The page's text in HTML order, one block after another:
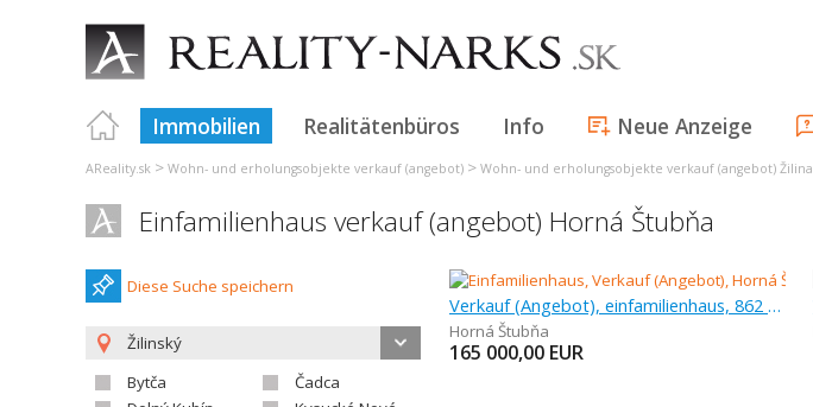
Immobilien Realitätenbüros Info Neue Anzeige
AReality.sk > Wohn- und erholungsobjekte verkauf (angebot) > Wohn- und erholungsobjekte verkauf (angebot) Žilina
Einfamilienhaus verkauf (angebot) Horná Štubňa
Diese Suche speichern
Žilinský
Bytča
Čadca
Verkauf (Angebot), einfamilienhaus, 862 m
Horná Štubňa
165 000,00 EUR